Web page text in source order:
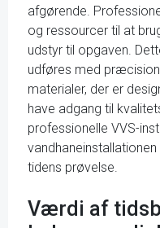
afgørende.
og ressourcer til at
udstyr til opgaven.
udføres med
materialer, der er
have adgang til
professionelle VVS-
tidens prøvelse.
Værdi af